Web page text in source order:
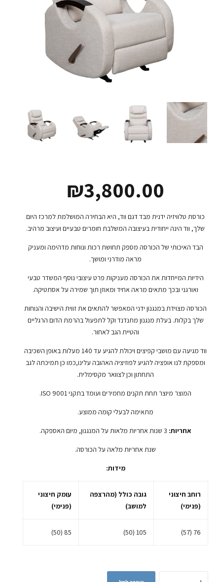
₪3,800.00
כורסת טלוויזיה ידנית מבד דגם ווד, היא הבחירה המושלמת למרכז היום
שלך, ווד הינה ייחודית בעיצובה המשלבת חומרים טבעיים ועיצוב מרהיב.
הבד האיכותי של הכורסה מספק תחושת רכות ונוחות מדהימה ומעניק
מראה מודרני ומושך.
הידיות המייחדות את הכורסה מעניקות פרט עיצובי נוסף המשדר טבעי
ואורגני ובכך מתאים מראה אחיד ומאוזן תוך שמירה על אסתטיקה.
הכורסה מצוידת במנגנון ידני המאפשר להתאים את זווית הישיבה והנוחות
שלך בקלות. בעלת מנגנון מתנדנד וקל לתפעול בהרמת הדום הרגליים
והטיית הגב לאחור.
ווד מגיעה עם מושבי קפיצים ויכולת להגיע עד 140 מעלות באופן השכיבה
ומספקת לנו אופציה להגיע לפוזיציה האהובה עלינו,כמו כן תמיכתה לגב
התחתון וכן לצוואר מקסימלית.
המוצר מיוצר תחת תקנים מחמירים ועומד בתקני ISO 9001.
מתאימה לבעלי קומה ממוצע.
אחריות: 3 שנות אחריות מלאות על המנגנון, מיום האספקה.
שנת אחריות מלאה על הכורסה.
מידות:
רוחב חיצוני
(פנימי)
גובה כולל (מהרצפה
למושב)
עומק חיצוני
(פנימי)
76 (57)
105 (50)
85 (50)